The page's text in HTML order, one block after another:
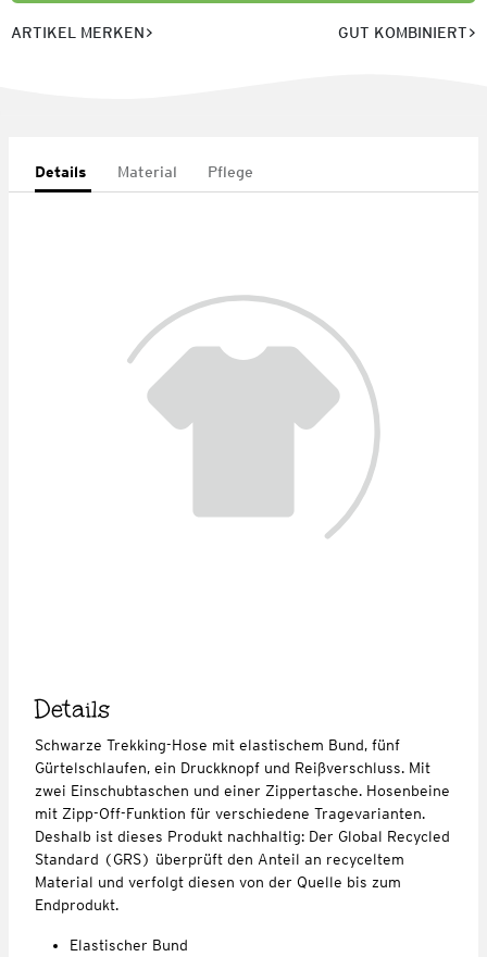
ARTIKEL MERKEN GUT KOMBINIERT
Details Material Pflege
Details
Schwarze Trekking-Hose mit elastischem Bund, fünf
Gürtelschlaufen, ein Druckknopf und Reißverschluss. Mit
zwei Einschubtaschen und einer Zippertasche. Hosenbeine
mit Zipp-Off-Funktion für verschiedene Tragevarianten.
Deshalb ist dieses Produkt nachhaltig: Der Global Recycled
Standard (GRS) überprüft den Anteil an recyceltem
Material und verfolgt diesen von der Quelle bis zum
Endprodukt.
Elastischer Bund